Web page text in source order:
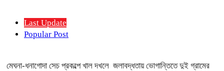
Last Update
Popular Post
মেঘনা-ধনাগোদা সেচ প্রকল্পে খাল দখলে জলাবদ্ধতায় ভোগান্তিতে দুই গ্রামের